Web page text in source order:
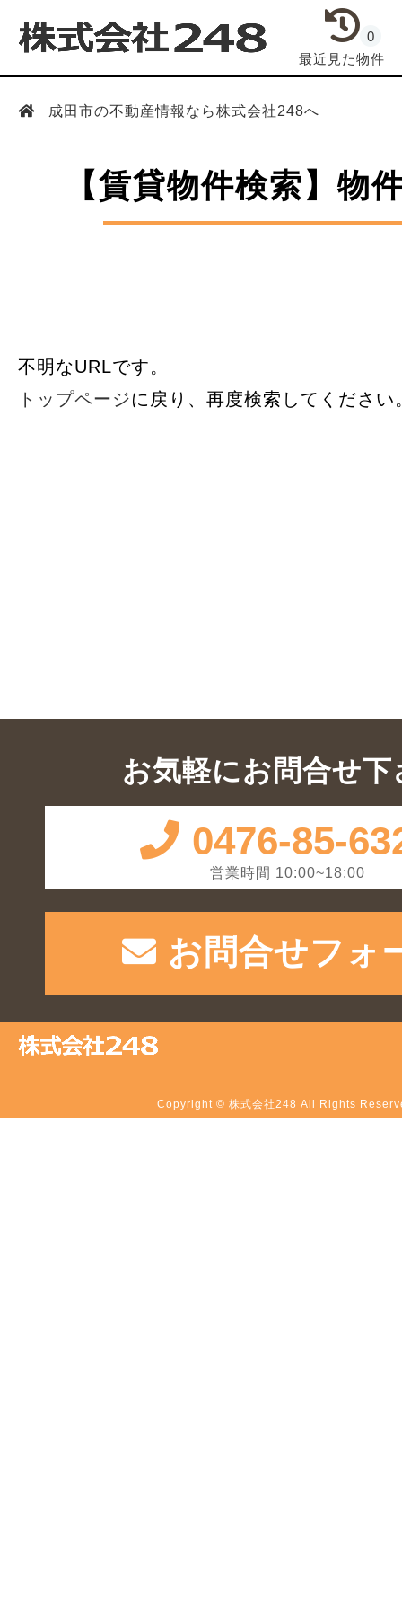
最近見た物件
0
成田市の不動産情報なら株式会社248へ
【賃貸物件検索】物
不明なURLです。
トップページに戻り、再度検索してください
お気軽にお問合せ下
0476-85-
営業時間 10:00~18:00
お問合せフォ
Copyright © 株式会社248 All Rights